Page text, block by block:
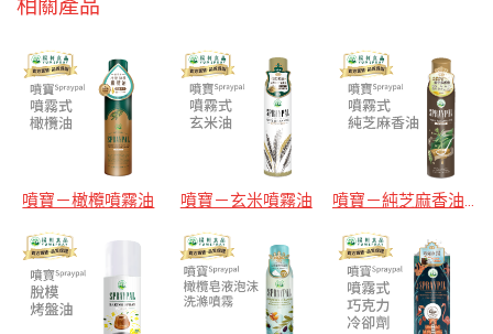
相關產品
噴寶－橄欖噴霧油 噴寶－玄米噴霧油 噴寶－純芝麻香油噴霧油